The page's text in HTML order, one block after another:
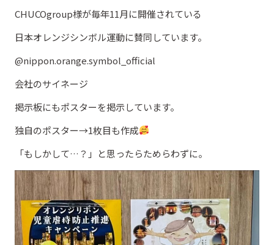
CHUCOgroup様が毎年11月に開催されている
日本オレンジシンボル運動に賛同しています。
@nippon.orange.symbol_official
会社のサイネージ
掲示板にもポスターを掲示しています。
独自のポスター→1枚目も作成
「もしかして…？」と思ったらためらわずに。